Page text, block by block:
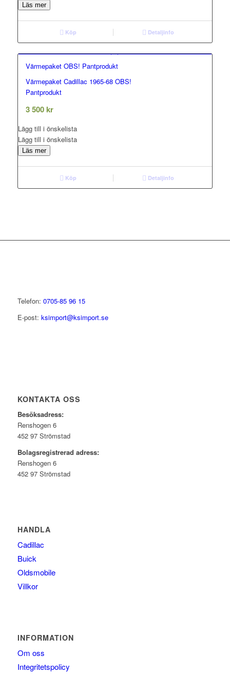
Läs mer
Köp Detaljinfo
Värmepaket OBS! Pantprodukt
Värmepaket Cadillac 1965-68 OBS!
Pantprodukt
3 500 kr
Lägg till i önskelista
Lägg till i önskelista
Läs mer
Köp Detaljinfo
Telefon: 0705-85 96 15
E-post: ksimport@ksimport.se
KONTAKTA OSS
Besöksadress:
Renshogen 6
452 97 Strömstad
Bolagsregistrerad adress:
Renshogen 6
452 97 Strömstad
HANDLA
Cadillac
Buick
Oldsmobile
Villkor
INFORMATION
Om oss
Integritetspolicy